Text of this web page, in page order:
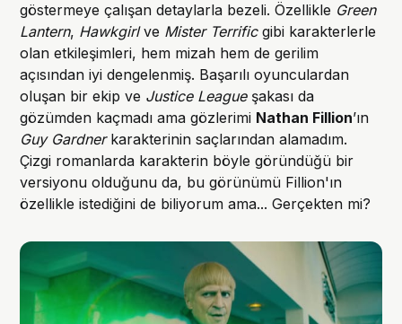
göstermeye çalışan detaylarla bezeli. Özellikle Green
Lantern, Hawkgirlve Mister Terrificgibi karakterlerle
olan etkileşimleri, hem mizah hem de gerilim
açısından iyi dengelenmiş. Başarılı oyunculardan
oluşan bir ekip ve Justice Leagueşakası da
gözümden kaçmadı ama gözlerimi Nathan Fillion’ın
Guy Gardnerkarakterinin saçlarından alamadım.
Çizgi romanlarda karakterin böyle göründüğü bir
versiyonu olduğunu da, bu görünümü Fillion'ın
özellikle istediğini de biliyorum ama... Gerçekten mi?